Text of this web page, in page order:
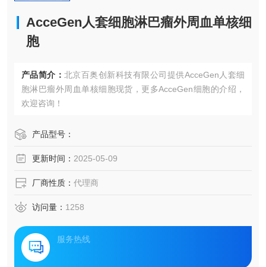
AcceGen人套细胞淋巴瘤外周血单核细
胞
产品简介： 北京百奥创新科技有限公司提供AcceGen人套细
胞淋巴瘤外周血单核细胞现货，更多AcceGen细胞的介绍，
欢迎咨询！
产品型号：
更新时间： 2025-05-09
厂商性质： 代理商
访问量： 1258
服务热线